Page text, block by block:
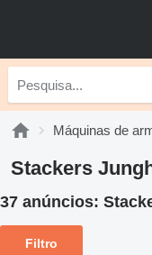
Máquinas de
Stackers
37 anúncios:
Filtro